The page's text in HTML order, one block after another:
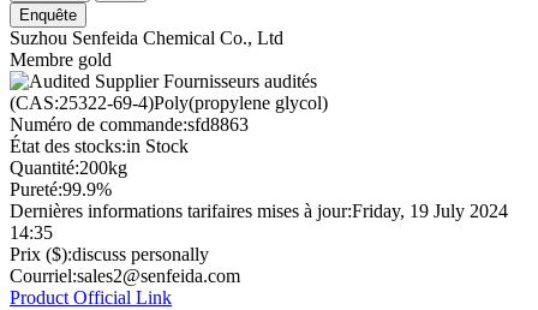
Enquête
Suzhou Senfeida Chemical Co., Ltd
Membre gold
Fournisseurs audités
(CAS:25322-69-4)Poly(propylene glycol)
Numéro de commande:sfd8863
État des stocks:in Stock
Quantité:200kg
Pureté:99.9%
Dernières informations tarifaires mises à jour:Friday, 19 July 2024
14:35
Prix ($):discuss personally
Courriel:sales2@senfeida.com
Product Official Link